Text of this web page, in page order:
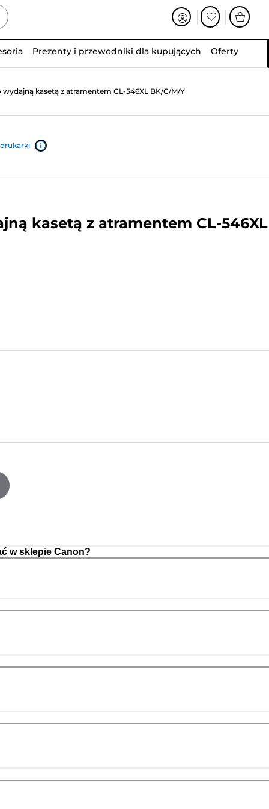
Prezenty i przewodniki dla kupujących Oferty
kasetą z atramentem CL-546XL BK/C/M/Y
kasetą z atramentem CL-546XL
w sklepie Canon?